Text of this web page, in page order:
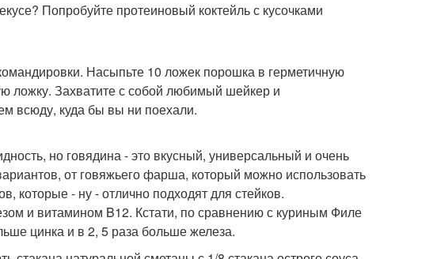
Попробуйте протеиновый коктейль с кусочками
Насыпьте 10 ложек порошка в герметичную
ложку. Захватите с собой любимый шейкер и
всюду, куда бы вы ни поехали.
но говядина - это вкусный, универсальный и очень
от говяжьего фарша, который можно использовать
которые - ну - отлично подходят для стейков.
и витамином B12. Кстати, по сравнению с куриным Филе
цинка и в 2, 5 раза больше железа.